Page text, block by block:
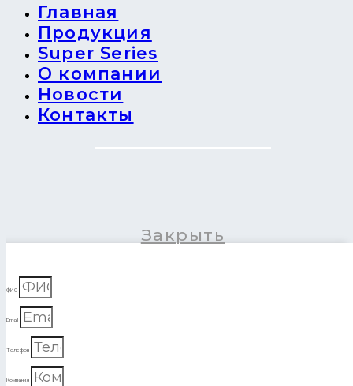
Главная
Продукция
Super Series
О компании
Новости
Контакты
Закрыть
ФИО
Email
Телефон
Компания